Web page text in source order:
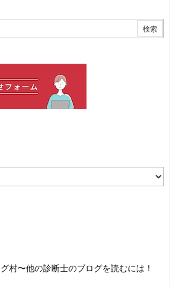
村〜他の診断士のブログを読むには！